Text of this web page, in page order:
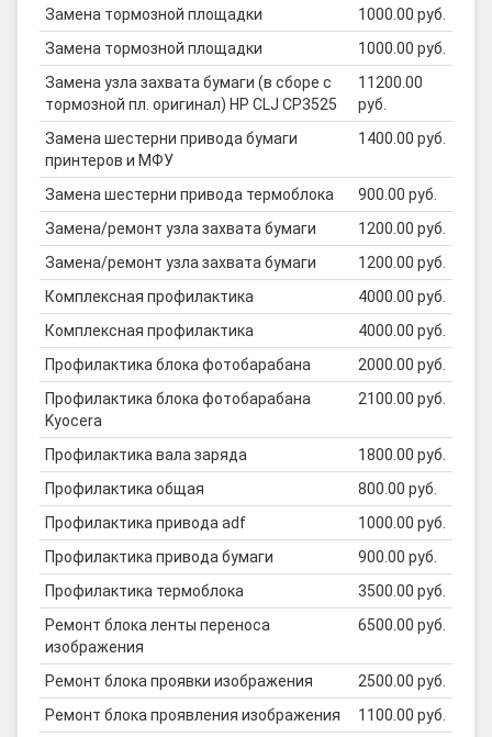
Замена тормозной площадки
1000.00 руб.
Замена тормозной площадки
1000.00 руб.
Замена узла захвата бумаги (в сборе с
тормозной пл. оригинал) HP CLJ CP3525
11200.00
руб.
Замена шестерни привода бумаги
принтеров и МФУ
1400.00 руб.
Замена шестерни привода термоблока
900.00 руб.
Замена/ремонт узла захвата бумаги
1200.00 руб.
Замена/ремонт узла захвата бумаги
1200.00 руб.
Комплексная профилактика
4000.00 руб.
Комплексная профилактика
4000.00 руб.
Профилактика блока фотобарабана
2000.00 руб.
Профилактика блока фотобарабана
Kyocera
2100.00 руб.
Профилактика вала заряда
1800.00 руб.
Профилактика общая
800.00 руб.
Профилактика привода adf
1000.00 руб.
Профилактика привода бумаги
900.00 руб.
Профилактика термоблока
3500.00 руб.
Ремонт блока ленты переноса
изображения
6500.00 руб.
Ремонт блока проявки изображения
2500.00 руб.
Ремонт блока проявления изображения
1100.00 руб.